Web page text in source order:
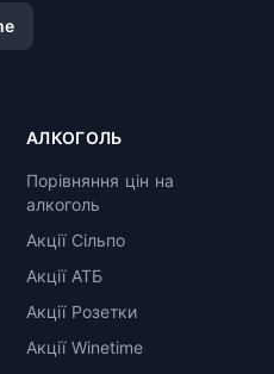
АЛКОГОЛЬ
Порівняння цін на
алкоголь
Акції Сільпо
Акції АТБ
Акції Розетки
Акції Winetime